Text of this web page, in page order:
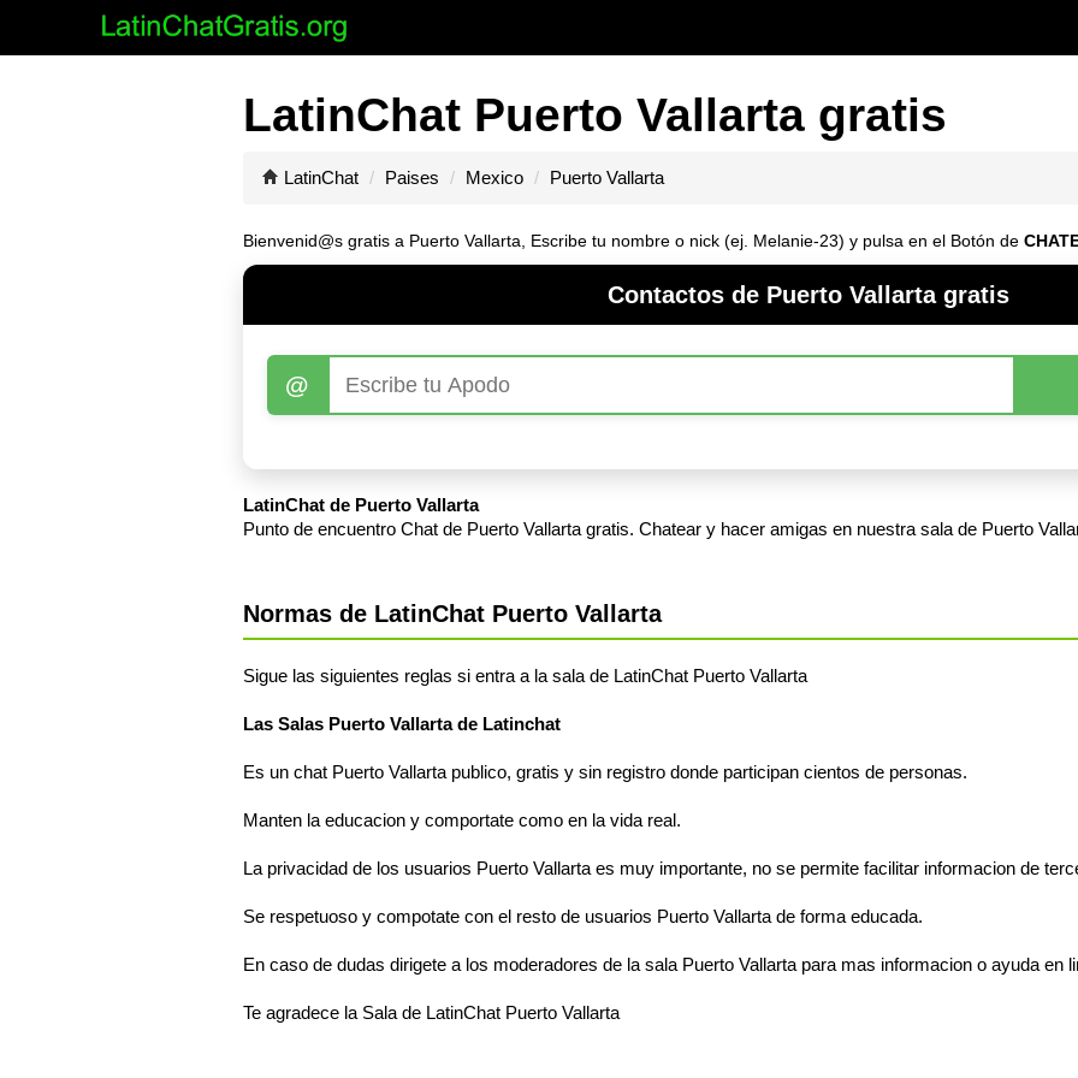
LatinChat Puerto Vallarta gratis
LatinChat Paises Mexico Puerto Vallarta
Bienvenid@s gratis a Puerto Vallarta, Escribe tu nombre o nick (ej. Melanie-23) y pulsa en el Botón de
Contactos de Puerto Vallarta gratis
@
LatinChat de Puerto Vallarta
Punto de encuentro Chat de Puerto Vallarta gratis. Chatear y hacer amigas en nuestra sala de Puerto
Normas de LatinChat Puerto Vallarta
Sigue las siguientes reglas si entra a la sala de LatinChat Puerto Vallarta
Las Salas Puerto Vallarta de Latinchat
Es un chat Puerto Vallarta publico, gratis y sin registro donde participan cientos de personas.
Manten la educacion y comportate como en la vida real.
La privacidad de los usuarios Puerto Vallarta es muy importante, no se permite facilitar informacion de
Se respetuoso y compotate con el resto de usuarios Puerto Vallarta de forma educada.
En caso de dudas dirigete a los moderadores de la sala Puerto Vallarta para mas informacion o ayuda en
Te agradece la Sala de LatinChat Puerto Vallarta